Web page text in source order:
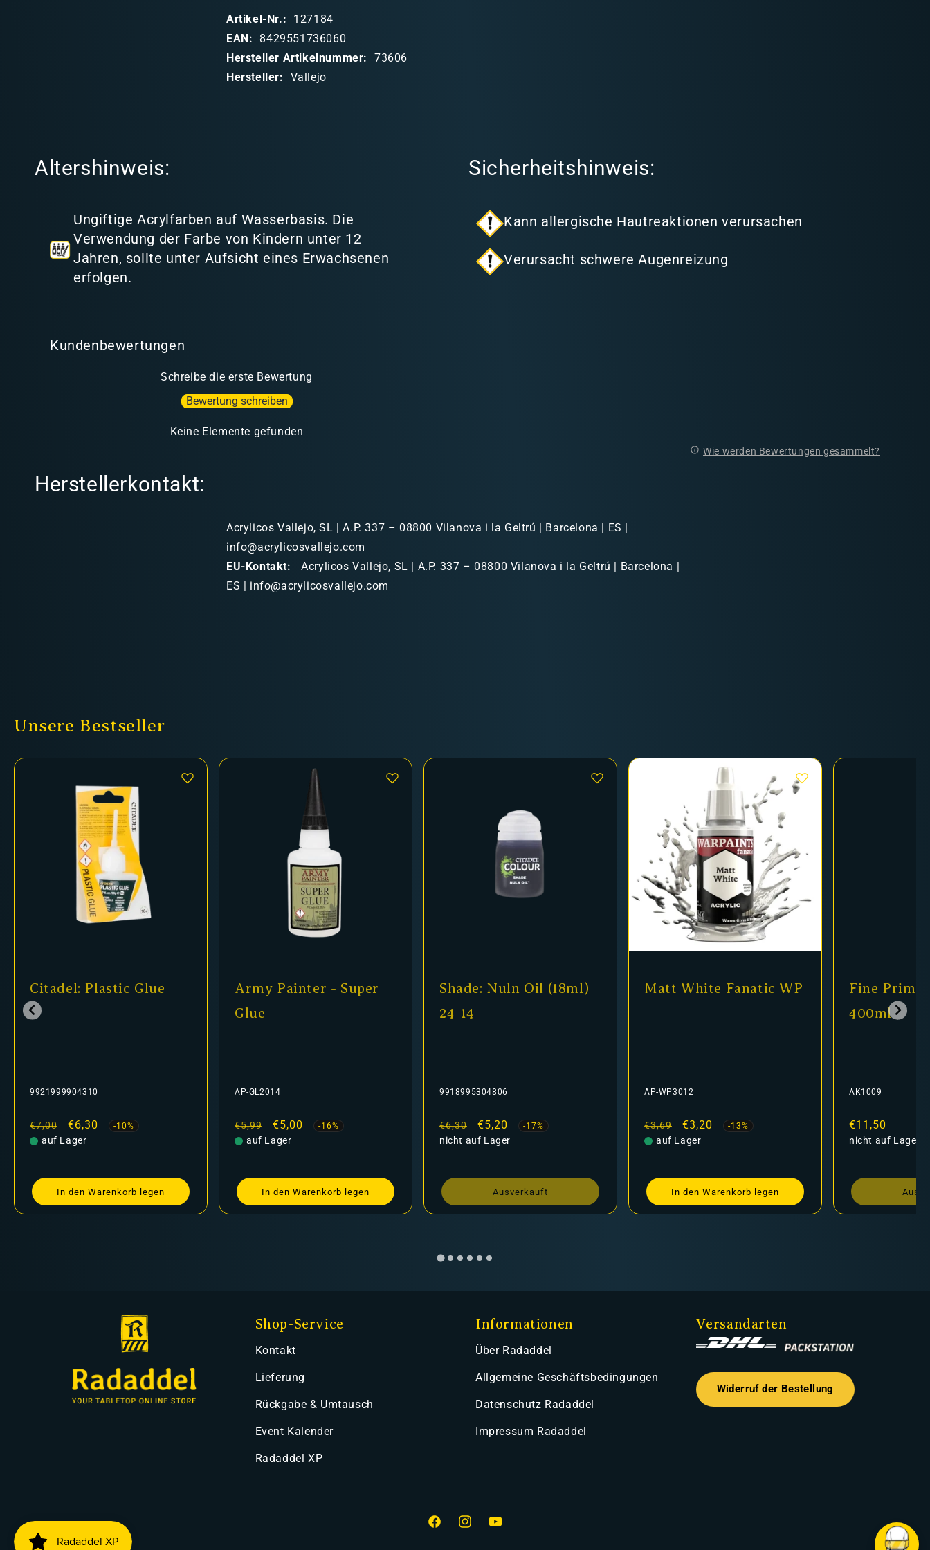
n
Artikel-Nr.:
127184
EAN:
8429551736060
Hersteller Artikelnummer:
73606
Hersteller:
Vallejo
Altershinweis: Sicherheitshinweis:
Ungiftige Acrylfarben auf Wasserbasis. Die
Verwendung der Farbe von Kindern unter 12
Jahren, sollte unter Aufsicht eines Erwachsenen
erfolgen.
Kann allergische Hautreaktionen verursachen
Verursacht schwere Augenreizung
Kundenbewertungen
Schreibe die erste Bewertung
Bewertung schreiben
Keine Elemente gefunden
Wie werden Bewertungen gesammelt?
Herstellerkontakt:
Acrylicos Vallejo, SL | A.P. 337 – 08800 Vilanova i la Geltrú | Barcelona | ES |
info@acrylicosvallejo.com
EU-Kontakt:
Acrylicos Vallejo, SL | A.P. 337 – 08800 Vilanova i la Geltrú | Barcelona |
ES | info@acrylicosvallejo.com
Unsere Bestseller
Citadel: Plastic Glue
9921999904310
Normaler
Preis
€7,00 Verkaufspreis
€6,30 -10%
auf Lager
In den Warenkorb legen
Army Painter - Super
Glue
AP-GL2014
Normaler
Preis
€5,99 Verkaufspreis
€5,00 -16%
auf Lager
In den Warenkorb legen
Shade: Nuln Oil (18ml)
24-14
9918995304806
Normaler
Preis
€6,30 Verkaufspreis
€5,20 -17%
nicht auf Lager
Ausverkauft
Matt White Fanatic WP
AP-WP3012
Normaler
Preis
€3,69 Verkaufspreis
€3,20 -13%
auf Lager
In den Warenkorb legen
Fine
400ml
AK1009
Normaler
Preis
€11,50
nicht auf Lager
Shop-Service
Kontakt
Lieferung
Rückgabe & Umtausch
Event Kalender
Radaddel XP
Informationen
Über Radaddel
Allgemeine Geschäftsbedingungen
Datenschutz Radaddel
Impressum Radaddel
Versandarten
Widerruf der Bestellung
FacebookInstagramYouTube